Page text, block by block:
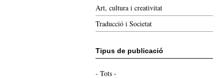
Art, cultura i creativitat
Traducció i Societat
Tipus de publicació
- Tots -